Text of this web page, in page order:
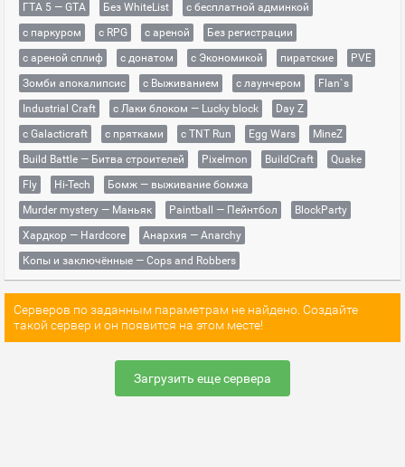
ГТА 5 — GTA
Без WhiteList
с бесплатной админкой
с паркуром
с RPG с ареной
Без регистрации
с ареной сплиф
с донатом с Экономикой пиратские
PVE
Зомби апокалипсис
с Выживанием с лаунчером
Flan`s
Industrial Craft
с Лаки блоком — Lucky block
Day Z
с Galacticraft
с прятками с TNT Run Egg Wars
MineZ
Build Battle — Битва строителей
Pixelmon BuildCraft
Quake
Fly
Hi-Tech
Бомж — выживание бомжа
Murder mystery — Маньяк
Paintball — Пейнтбол
BlockParty
Хардкор — Hardcore
Анархия — Anarchy
Копы и заключённые — Cops and Robbers
Серверов по заданным параметрам не найдено. Создайте
такой сервер и он появится на этом месте!
Загрузить еще сервера